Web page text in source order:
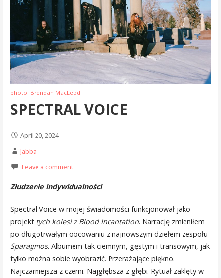
photo: Brendan MacLeod
SPECTRAL VOICE
April 20, 2024
Jabba
Leave a comment
Złudzenie indywidualności
Spectral Voice w mojej świadomości funkcjonował jako
projekt tych kolesi z Blood Incantation. Narrację zmieniłem
po długotrwałym obcowaniu z najnowszym dziełem zespołu
Sparagmos. Albumem tak ciemnym, gęstym i transowym, jak
tylko można sobie wyobrazić. Przerażające piękno.
Najczarniejsza z czerni. Najgłębsza z głębi. Rytuał zaklęty w